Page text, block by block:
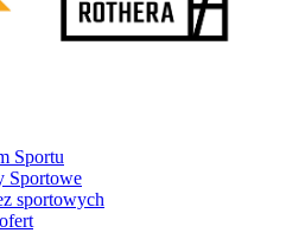
Sportu
Sportowe
sportowych